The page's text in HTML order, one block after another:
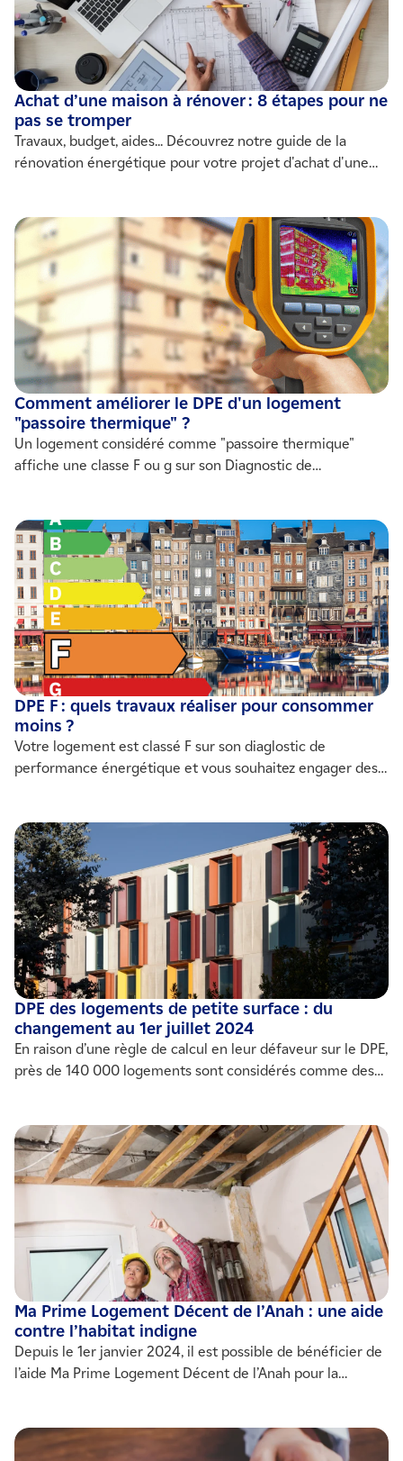
Achat d’une maison à rénover : 8 étapes pour ne
pas se tromper
Travaux, budget, aides... Découvrez notre guide de la
rénovation énergétique pour votre projet d'achat d'une
Comment améliorer le DPE d'un logement
"passoire thermique" ?
Un logement considéré comme "passoire thermique"
affiche une classe F ou g sur son Diagnostic de
aussi sur la possibilité de le proposer à la location.
Explications.
DPE F : quels travaux réaliser pour consommer
moins ?
Votre logement est classé F sur son diaglostic de
performance énergétique et vous souhaitez engager des
son ensemble, en s'engageant dans un projet d'ampleur. IZI
by EDF vous aide à cibler les actions à mener, pour
améliorer votre DPE et réhausser la valeur de votre bien
immobilier.
DPE des logements de petite surface : du
changement au 1er juillet 2024
En raison d’une règle de calcul en leur défaveur sur le DPE,
près de 140 000 logements sont considérés comme des
de calcul", que l’État corrige dès le 1er juillet 2024 par
arrêté, pour les logements de moins de 40 m².
Ma Prime Logement Décent de l’Anah : une aide
contre l’habitat indigne
Depuis le 1er janvier 2024, il est possible de bénéficier de
l’aide Ma Prime Logement Décent de l’Anah pour la
copropriétés… Suivez le guide !